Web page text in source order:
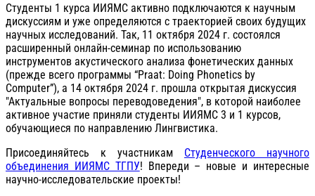
Студенты 1 курса ИИЯМС активно подключаются к научным
дискуссиям и уже определяются с траекторией своих будущих
научных исследований. Так, 11 октября 2024 г. состоялся
расширенный онлайн-семинар по использованию
инструментов акустического анализа фонетических данных
(прежде всего программы “Praat: Doing Phonetics by
Computer”), а 14 октября 2024 г. прошла открытая дискуссия
"Актуальные вопросы переводоведения", в которой наиболее
активное участие приняли студенты ИИЯМС 3 и 1 курсов,
обучающиеся по направлению Лингвистика.
Присоединяйтесь к участникам Студенческого научного
объединения ИИЯМС ТГПУ! Впереди – новые и интересные
научно-исследовательские проекты!